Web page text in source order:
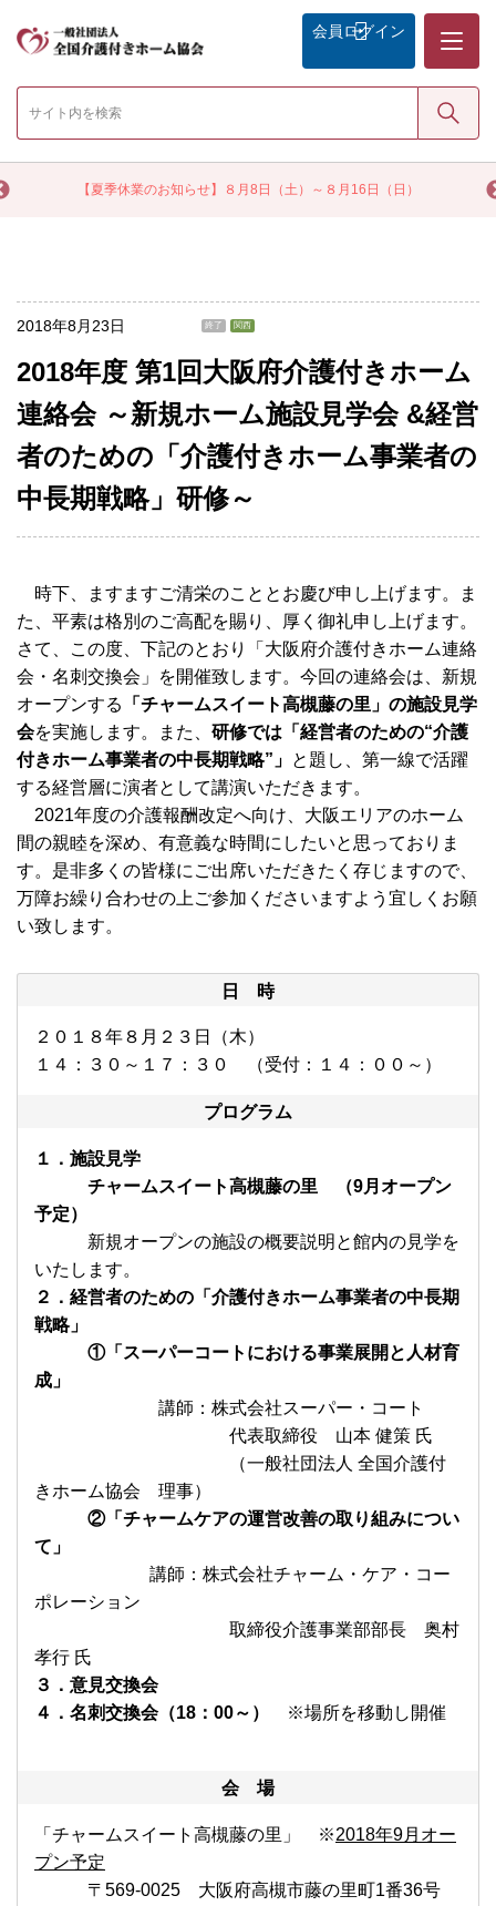
【夏季休業のお知らせ】８月8日（土）～８月16日（日）
会員 ログイン
検索
2018年8月23日 終了 関西
2018年度 第1回大阪府介護付きホーム
連絡会 ～新規ホーム施設見学会 &経営
者のための「介護付きホーム事業者の
中長期戦略」研修～
時下、ますますご清栄のこととお慶び申し上げます。ま
た、平素は格別のご高配を賜り、厚く御礼申し上げます。
さて、この度、下記のとおり「大阪府介護付きホーム連絡
会・名刺交換会」を開催致します。今回の連絡会は、新規
オープンする
「チャームスイート高槻藤の里」の施設見学
会を実施します。また、 研修では「経営者のための“介護
付きホーム事業者の中長期戦略”」 と題し、第一線で活躍
する経営層に演者として講演いただきます。
2021年度の介護報酬改定へ向け、大阪エリアのホーム
間の親睦を深め、有意義な時間にしたいと思っておりま
す。是非多くの皆様にご出席いただきたく存じますので、
万障お繰り合わせの上ご参加くださいますよう宜しくお願
い致します。
日 時
２０１８年８月２３日（木）
１４：３０～１７：３０ （受付：１４：００～）
プログラム
１．施設見学
チャームスイート高槻藤の里 （9月オープン
予定）
新規オープンの施設の概要説明と館内の見学を
いたします。
２．経営者のための「介護付きホーム事業者の中長期
戦略」
①「 スーパーコートにおける事業展開と人材育
成 」
講師：株式会社スーパー・コート
代表取締役 山本 健策 氏
（一般社団法人 全国介護付
きホーム協会 理事）
②「チャームケアの運営改善の取り組みについ
て」
講師：株式会社チャーム・ケア・コー
ポレーション
取締役介護事業部部長 奥村
孝行 氏
３．意見交換会
４．名刺交換会（18 ： 00～） ※場所を移動し開催
会 場
「チャームスイート高槻藤の里」 ※2018年9月オー
プン予定
〒569-0025 大阪府高槻市藤の里町1番36号